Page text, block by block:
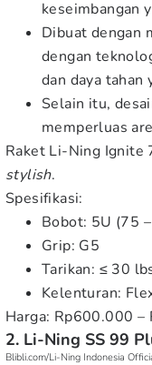
keseimbangan
Dibuat dengan
dengan
dan daya tahan
Selain itu,
memperluas
Raket Li-Ning Ignite
stylish.
Spesifikasi:
Bobot: 5U (75
Grip: G5
Tarikan: ≤ 30
Kelenturan:
Harga: Rp600.000 –
2. Li-Ning SS 99
Blibli.com/Li-Ning Indonesia